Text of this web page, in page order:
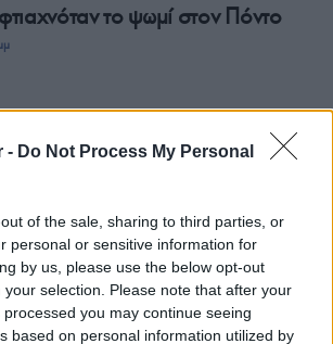
- Do Not Process My Personal
of the sale, sharing to third parties, or
personal or sensitive information for
by us, please use the below opt-out
selection. Please note that after your
you may continue seeing
based on personal information utilized by
το ψωμί στον Πόντο